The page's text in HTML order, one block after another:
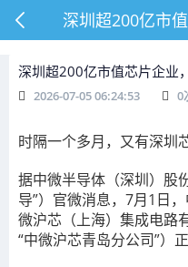
深圳超200亿市
深圳超200亿市值芯片企业
2026-07-05 06:24:53 0
时隔一个多月，又有深圳
据中微半导体（深圳）股
导”）官微消息，7月1日
微沪芯（上海）集成电路
“中微沪芯青岛分公司”）